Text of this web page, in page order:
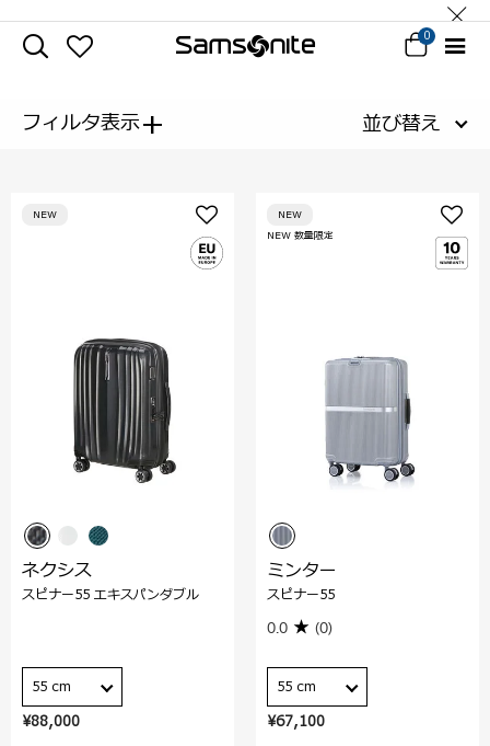
0
フィルタ表示+ 並び替え
¥88,000
NEW
ネクシス
スピナー55 エキスパンダブル
55 cm
¥67,100
NEW 数量限定
NEW
ミンター
スピナー55
0.0 (0)
55 cm